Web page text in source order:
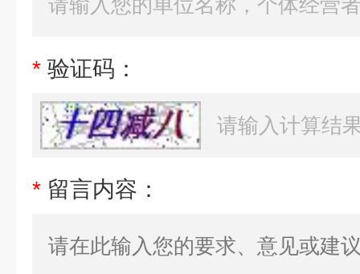
* 验证码：
* 留言内容：